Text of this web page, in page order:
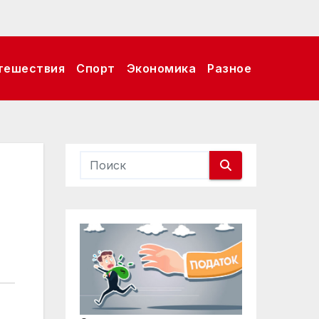
Спорт Экономика Разное